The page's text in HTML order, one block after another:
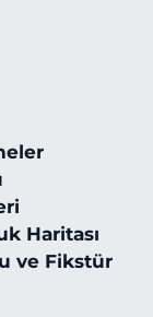
Haritası
ve Fikstür